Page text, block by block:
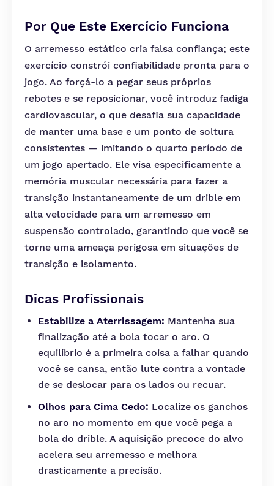
Por Que Este Exercício Funciona
O arremesso estático cria falsa confiança; este
exercício constrói confiabilidade pronta para o
jogo. Ao forçá-lo a pegar seus próprios
rebotes e se reposicionar, você introduz fadiga
cardiovascular, o que desafia sua capacidade
de manter uma base e um ponto de soltura
consistentes — imitando o quarto período de
um jogo apertado. Ele visa especificamente a
memória muscular necessária para fazer a
transição instantaneamente de um drible em
alta velocidade para um arremesso em
suspensão controlado, garantindo que você se
torne uma ameaça perigosa em situações de
transição e isolamento.
Dicas Profissionais
Estabilize a Aterrissagem: Mantenha sua
finalização até a bola tocar o aro. O
equilíbrio é a primeira coisa a falhar quando
você se cansa, então lute contra a vontade
de se deslocar para os lados ou recuar.
Olhos para Cima Cedo: Localize os ganchos
no aro no momento em que você pega a
bola do drible. A aquisição precoce do alvo
acelera seu arremesso e melhora
drasticamente a precisão.